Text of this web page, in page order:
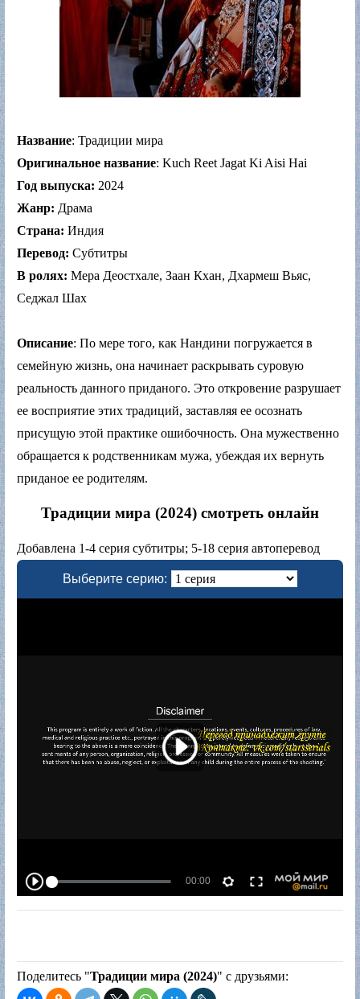
Название: Традиции мира
Оригинальное название: Kuch Reet Jagat Ki Aisi Hai
Год выпуска: 2024
Жанр: Драма
Страна: Индия
Перевод: Субтитры
В ролях: Мера Деостхале, Заан Кхан, Дхармеш Вьяс,
Седжал Шах
Описание: По мере того, как Нандини погружается в
семейную жизнь, она начинает раскрывать суровую
реальность данного приданого. Это откровение разрушает
ее восприятие этих традиций, заставляя ее осознать
присущую этой практике ошибочность. Она мужественно
обращается к родственникам мужа, убеждая их вернуть
приданое ее родителям.
Традиции мира (2024) смотреть онлайн
Добавлена 1-4 серия субтитры; 5-18 серия автоперевод
Выберите серию:
Поделитесь "Традиции мира (2024)" с друзьями: